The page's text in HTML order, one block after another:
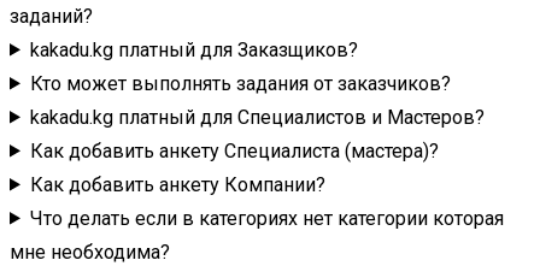
заданий?
kakadu.kg платный для Заказщиков?
Кто может выполнять задания от заказчиков?
kakadu.kg платный для Специалистов и Мастеров?
Как добавить анкету Специалиста (мастера)?
Как добавить анкету Компании?
Что делать если в категориях нет категории которая
мне необходима?